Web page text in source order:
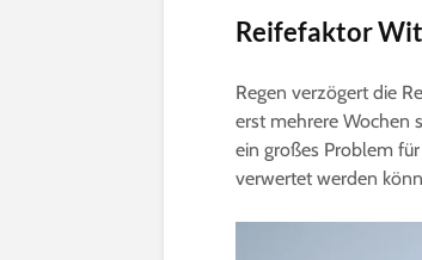
Reifefaktor
Regen verzögert die
erst mehrere Wochen
ein großes Problem
verwertet werden